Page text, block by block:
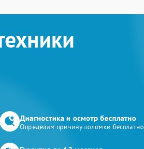
Диагностика и осмотр бесплатно
Определим причину поломки бесплатно